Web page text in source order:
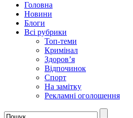
Головна
Новини
Блоги
Всі рубрики
Топ-теми
Кримінал
Здоров’я
Відпочинок
Спорт
На замітку
Рекламні оголошення